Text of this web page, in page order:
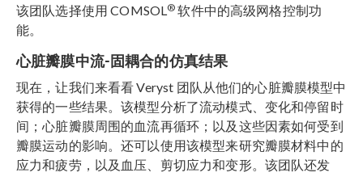
该团队选择使用 COMSOL® 软件中的高级网格控制功
能。
心脏瓣膜中流-固耦合的仿真结果
现在，让我们来看看 Veryst 团队从他们的心脏瓣膜模型中
获得的一些结果。该模型分析了流动模式、变化和停留时
间；心脏瓣膜周围的血流再循环；以及这些因素如何受到
瓣膜运动的影响。还可以使用该模型来研究瓣膜材料中的
应力和疲劳，以及血压、剪切应力和变形。该团队还发